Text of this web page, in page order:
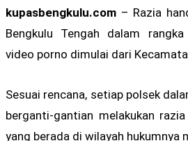
kupasbengkulu.com – Razia
Bengkulu Tengah dalam rangka
video porno dimulai dari
Sesuai rencana, setiap polsek
berganti-gantian melakukan
yang berada di wilayah hukumnya